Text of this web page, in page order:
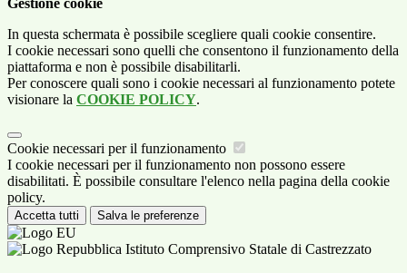
Gestione cookie
In questa schermata è possibile scegliere quali cookie consentire.
I cookie necessari sono quelli che consentono il funzionamento della
piattaforma e non è possibile disabilitarli.
Per conoscere quali sono i cookie necessari al funzionamento potete
visionare la COOKIE POLICY.
Cookie necessari per il funzionamento
I cookie necessari per il funzionamento non possono essere
disabilitati. È possibile consultare l'elenco nella pagina della cookie
policy.
Accetta tutti Salva le preferenze
Istituto Comprensivo Statale di Castrezzato